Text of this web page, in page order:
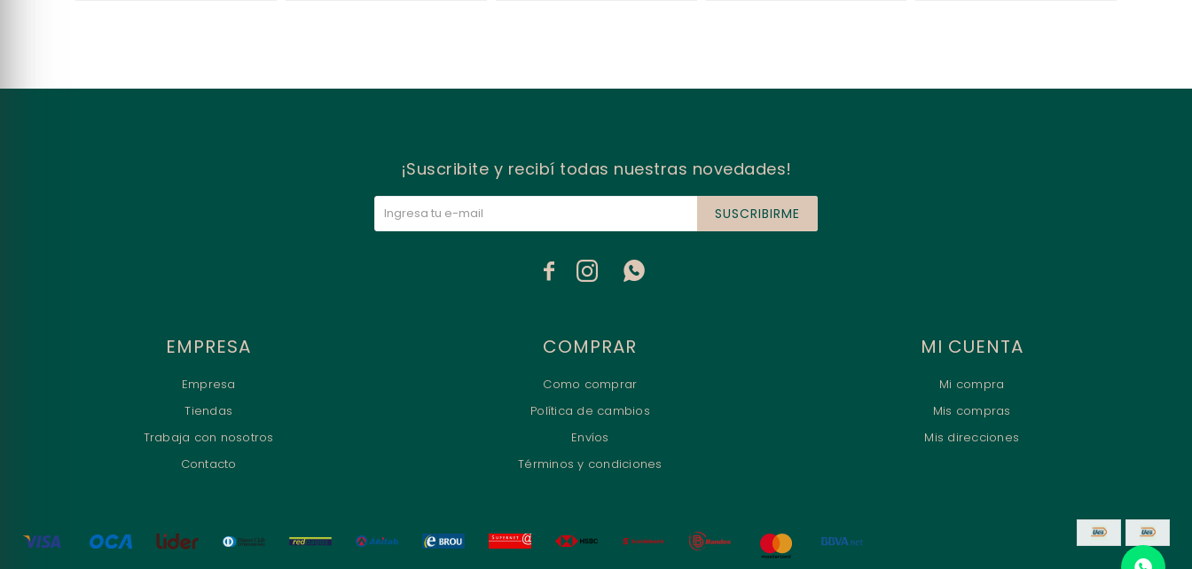
EMPRESA
Empresa
Tiendas
Trabaja con nosotros
Contacto
COMPRAR
Como comprar
Política de cambios
Envíos
Términos y condiciones
MI CUENTA
Mi compra
Mis compras
Mis direcciones
¡Suscribite y recibí todas nuestras novedades!
SUSCRIBIRME
  